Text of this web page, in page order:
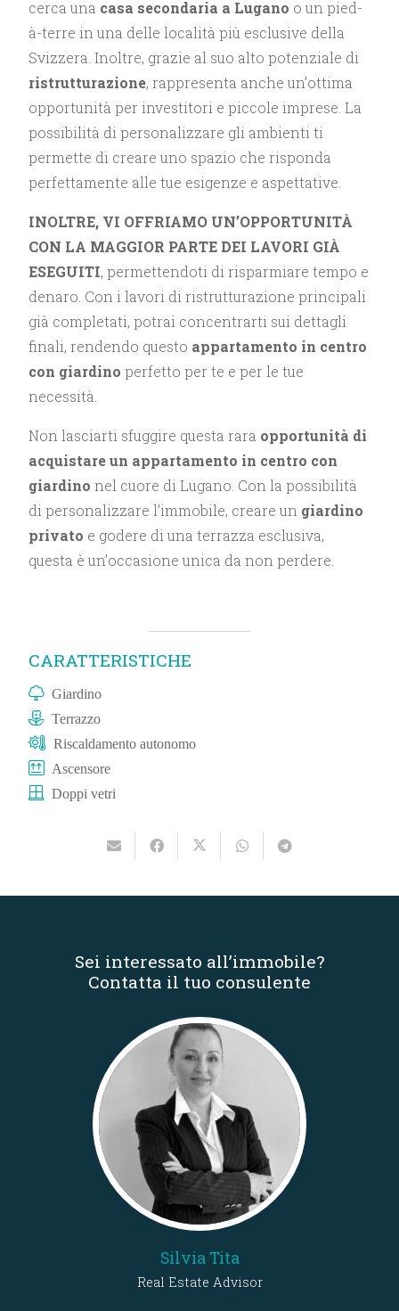
cerca una casa secondaria a Lugano o un pied-
à-terre in una delle località più esclusive della
Svizzera. Inoltre, grazie al suo alto potenziale di
ristrutturazione, rappresenta anche un’ottima
opportunità per investitori e piccole imprese. La
possibilità di personalizzare gli ambienti ti
permette di creare uno spazio che risponda
perfettamente alle tue esigenze e aspettative.
INOLTRE, VI OFFRIAMO UN’OPPORTUNITÀ
CON LA MAGGIOR PARTE DEI LAVORI GIÀ
ESEGUITI, permettendoti di risparmiare tempo e
denaro. Con i lavori di ristrutturazione principali
già completati, potrai concentrarti sui dettagli
finali, rendendo questo appartamento in centro
con giardino perfetto per te e per le tue
necessità.
Non lasciarti sfuggire questa rara opportunità di
acquistare un appartamento in centro con
giardino nel cuore di Lugano. Con la possibilità
di personalizzare l’immobile, creare un giardino
privato e godere di una terrazza esclusiva,
questa è un’occasione unica da non perdere.
CARATTERISTICHE
Giardino
Terrazzo
Riscaldamento autonomo
Ascensore
Doppi vetri
Sei interessato all’immobile?
Contatta il tuo consulente
Silvia Tita
Real Estate Advisor